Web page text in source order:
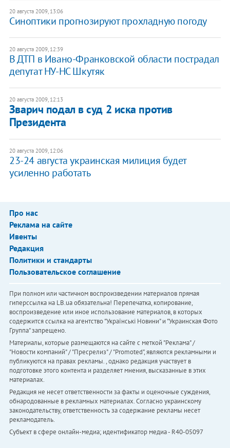
20 августа 2009, 13:06
Синоптики прогнозируют прохладную погоду
20 августа 2009, 12:39
В ДТП в Ивано-Франковской области пострадал
депутат НУ-НС Шкутяк
20 августа 2009, 12:13
Зварич подал в суд 2 иска против
Президента
20 августа 2009, 12:06
23-24 августа украинская милиция будет
усиленно работать
Про нас
Реклама на сайте
Ивенты
Редакция
Политики и стандарты
Пользовательское соглашение
При полном или частичном воспроизведении материалов прямая
гиперссылка на LB.ua обязательна! Перепечатка, копирование,
воспроизведение или иное использование материалов, в которых
содержится ссылка на агентство "Українськi Новини" и "Украинская Фото
Группа" запрещено.
Материалы, которые размещаются на сайте с меткой "Реклама" /
"Новости компаний" / "Пресрелиз" / "Promoted", являются рекламными и
публикуются на правах рекламы. , однако редакция участвует в
подготовке этого контента и разделяет мнения, высказанные в этих
материалах.
Редакция не несет ответственности за факты и оценочные суждения,
обнародованные в рекламных материалах. Согласно украинскому
законодательству, ответственность за содержание рекламы несет
рекламодатель.
Субъект в сфере онлайн-медиа; идентификатор медиа - R40-05097